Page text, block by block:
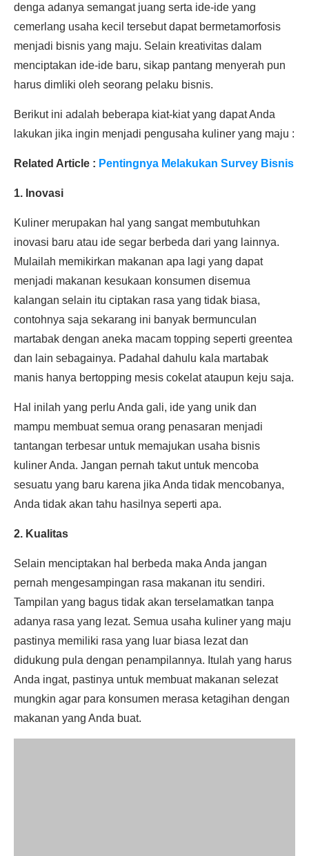
denga adanya semangat juang serta ide-ide yang
cemerlang usaha kecil tersebut dapat bermetamorfosis
menjadi bisnis yang maju. Selain kreativitas dalam
menciptakan ide-ide baru, sikap pantang menyerah pun
harus dimliki oleh seorang pelaku bisnis.
Berikut ini adalah beberapa kiat-kiat yang dapat Anda
lakukan jika ingin menjadi pengusaha kuliner yang maju :
Related Article : Pentingnya Melakukan Survey Bisnis
1. Inovasi
Kuliner merupakan hal yang sangat membutuhkan
inovasi baru atau ide segar berbeda dari yang lainnya.
Mulailah memikirkan makanan apa lagi yang dapat
menjadi makanan kesukaan konsumen disemua
kalangan selain itu ciptakan rasa yang tidak biasa,
contohnya saja sekarang ini banyak bermunculan
martabak dengan aneka macam topping seperti greentea
dan lain sebagainya. Padahal dahulu kala martabak
manis hanya bertopping mesis cokelat ataupun keju saja.
Hal inilah yang perlu Anda gali, ide yang unik dan
mampu membuat semua orang penasaran menjadi
tantangan terbesar untuk memajukan usaha bisnis
kuliner Anda. Jangan pernah takut untuk mencoba
sesuatu yang baru karena jika Anda tidak mencobanya,
Anda tidak akan tahu hasilnya seperti apa.
2. Kualitas
Selain menciptakan hal berbeda maka Anda jangan
pernah mengesampingan rasa makanan itu sendiri.
Tampilan yang bagus tidak akan terselamatkan tanpa
adanya rasa yang lezat. Semua usaha kuliner yang maju
pastinya memiliki rasa yang luar biasa lezat dan
didukung pula dengan penampilannya. Itulah yang harus
Anda ingat, pastinya untuk membuat makanan selezat
mungkin agar para konsumen merasa ketagihan dengan
makanan yang Anda buat.